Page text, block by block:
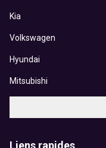
Kia
Volkswagen
Hyundai
Mitsubishi
Liens rapides